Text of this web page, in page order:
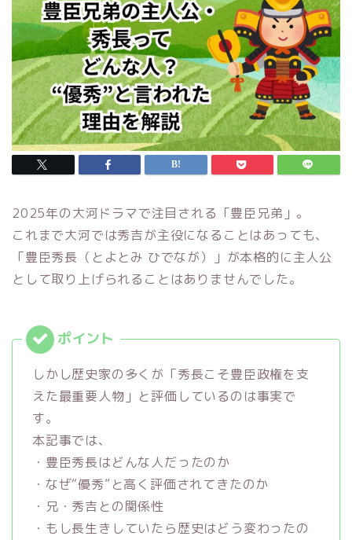
2025年の大河ドラマで注目される「豊臣兄弟」。
これまで大河では秀吉が主役になることはあっても、
「豊臣秀長（とよとみ ひでなが）」が本格的に主人公
として取り上げられることはありませんでした。
しかし歴史家の多くが「秀長こそ豊臣政権を支
えた最重要人物」と評価しているのは事実で
す。
本記事では、
・豊臣秀長はどんな人だったのか
・なぜ“優秀”と高く評価されてきたのか
・兄・秀吉との関係性
・もし長生きしていたら歴史はどう変わったの